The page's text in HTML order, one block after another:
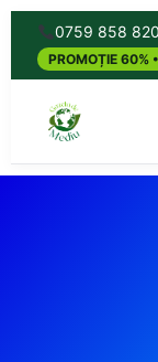
0759 858 820
PROMOȚIE 60%